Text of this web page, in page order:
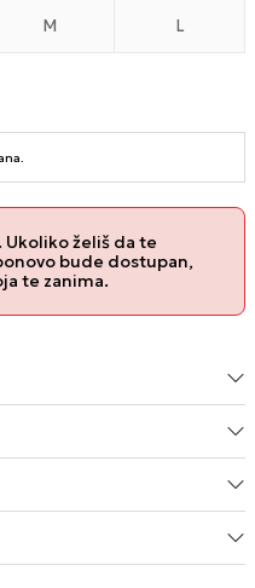
M L
želiš da te
bude dostupan,
te zanima.